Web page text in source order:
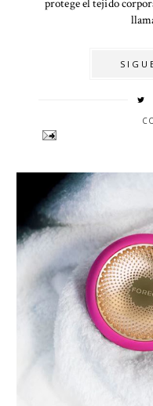
protege el tejido